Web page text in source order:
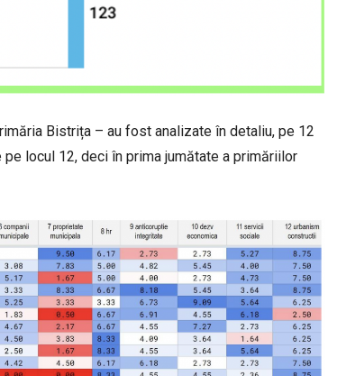
Bistrița – au fost analizate în detaliu, pe 12
locul 12, deci în prima jumătate a primăriilor